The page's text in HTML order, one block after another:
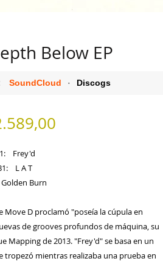
Below EP
SoundCloud · Discogs
Precio
Frey'd
L A T
Burn
Move D proclamó "poseía la cúpula en
de grooves profundos de máquina, su
Mapping de 2013. "Frey'd" se basa en un
tropezó mientras realizaba una prueba en